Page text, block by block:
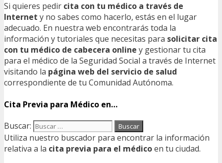
Si quieres pedir cita con tu médico a través de
Internet y no sabes como hacerlo, estás en el lugar
adecuado. En nuestra web encontrarás toda la
información y tutoriales que necesitas para solicitar cita
con tu médico de cabecera online y gestionar tu cita
para el médico de la Seguridad Social a través de Internet
visitando la página web del servicio de salud
correspondiente de tu Comunidad Autónoma.
Cita Previa para Médico en…
Buscar:
Utiliza nuestro buscador para encontrar la información
relativa a la cita previa para el médicoen tu ciudad.